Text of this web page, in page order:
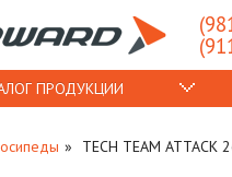
ПРОДУКЦИИ
TECH TEAM ATTACK